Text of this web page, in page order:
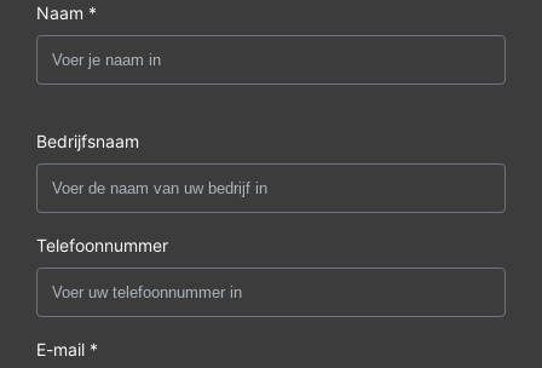
Naam *
Bedrijfsnaam
Telefoonnummer
E-mail *